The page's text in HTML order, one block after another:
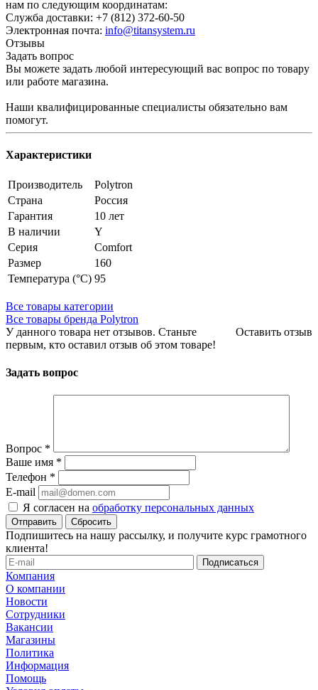
нам по следующим координатам:
Служба доставки: +7 (812) 372-60-50
Электронная почта: info@titansystem.ru
Отзывы
Задать вопрос
Вы можете задать любой интересующий вас вопрос по товару
или работе магазина.
Наши квалифицированные специалисты обязательно вам
помогут.
Характеристики
Производитель
Polytron
Страна
Россия
Гарантия
10 лет
В наличии
Y
Серия
Comfort
Размер
160
Температура (°С) 95
Все товары категории
Все товары бренда Polytron
Оставить отзыв
У данного товара нет отзывов. Станьте
первым, кто оставил отзыв об этом товаре!
Задать вопрос
Вопрос *
Ваше имя *
Телефон *
E-mail
Я согласен на обработку персональных данных
Сбросить
Подпишитесь на нашу рассылку, и получите курс грамотного
клиента!
Компания
О компании
Новости
Сотрудники
Вакансии
Магазины
Политика
Информация
Помощь